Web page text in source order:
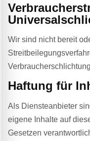
Wir sind nicht bereit
Haftung für
Als Diensteanbieter
eigene Inhalte auf
Gesetzen